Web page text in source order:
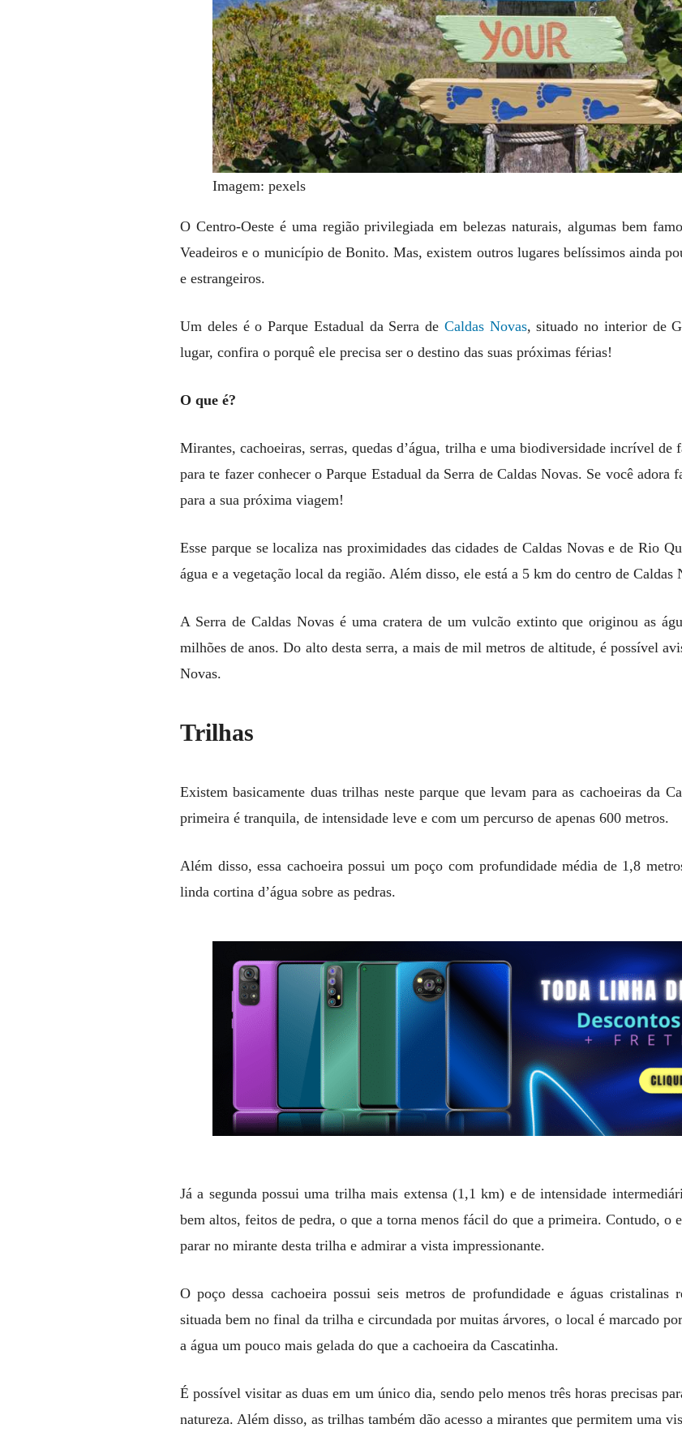
Imagem: pexels
O Centro-Oeste é uma região privilegiada em belezas naturais, algumas bem
Veadeiros e o município de Bonito. Mas, existem outros lugares belíssimos ainda
e estrangeiros.
Um deles é o Parque Estadual da Serra de Caldas Novas, situado no interior de
lugar, confira o porquê ele precisa ser o destino das suas próximas férias!
O que é?
Mirantes, cachoeiras, serras, quedas d’água, trilha e uma biodiversidade incrível de
para te fazer conhecer o Parque Estadual da Serra de Caldas Novas. Se você
para a sua próxima viagem!
Esse parque se localiza nas proximidades das cidades de Caldas Novas e de Rio
água e a vegetação local da região. Além disso, ele está a 5 km do centro de Caldas
A Serra de Caldas Novas é uma cratera de um vulcão extinto que originou as
milhões de anos. Do alto desta serra, a mais de mil metros de altitude, é possível
Novas.
Trilhas
Existem basicamente duas trilhas neste parque que levam para as cachoeiras da
primeira é tranquila, de intensidade leve e com um percurso de apenas 600 metros.
Além disso, essa cachoeira possui um poço com profundidade média de 1,8
linda cortina d’água sobre as pedras.
Já a segunda possui uma trilha mais extensa (1,1 km) e de intensidade
bem altos, feitos de pedra, o que a torna menos fácil do que a primeira. Contudo, o
parar no mirante desta trilha e admirar a vista impressionante.
O poço dessa cachoeira possui seis metros de profundidade e águas cristalinas
situada bem no final da trilha e circundada por muitas árvores, o local é marcado
a água um pouco mais gelada do que a cachoeira da Cascatinha.
É possível visitar as duas em um único dia, sendo pelo menos três horas precisas
natureza. Além disso, as trilhas também dão acesso a mirantes que permitem uma